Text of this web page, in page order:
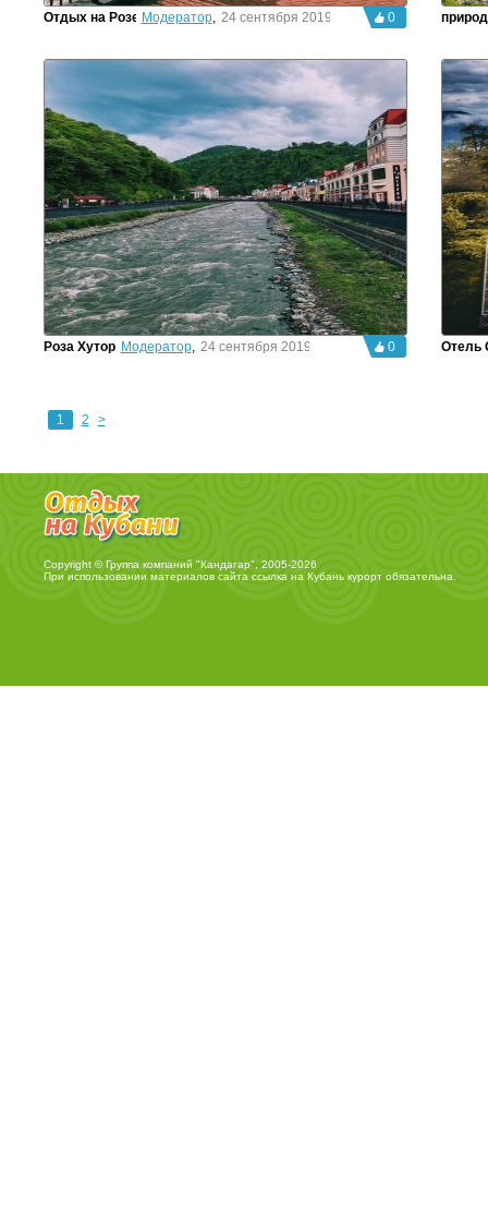
Отдых на Розе Модератор, 24 сентября 2019г. 0
Роза Хутор Модератор, 24 сентября 2019г. 0 Отель
1 2 >
Copyright © Группа компаний "Кандагар", 2005-2026
При использовании материалов сайта ссылка на Кубань курортобязательна.